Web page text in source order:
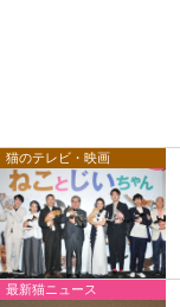
猫のテレビ・映画
最新猫ニュース